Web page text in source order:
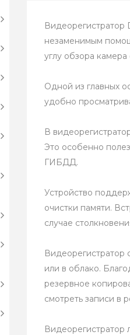
незаменимым
углу обзора
Одной из главных
удобно
В
Это особенно
ГИБДД.
Устройство
очистки памяти.
случае
Видеорегистратор
или в облако.
резервное
смотреть записи в
Видеорегистратор